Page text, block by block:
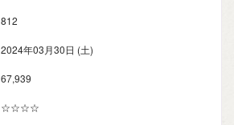
812
2024年03月30日 (土)
67,939
☆☆☆☆